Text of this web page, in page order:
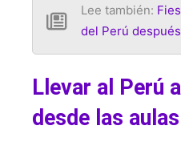
Lee también:
del Perú
Llevar al Perú
desde las aulas